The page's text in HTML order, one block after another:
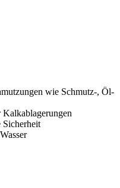
wie Schmutz-, Öl-
Kalkablagerungen
Sicherheit